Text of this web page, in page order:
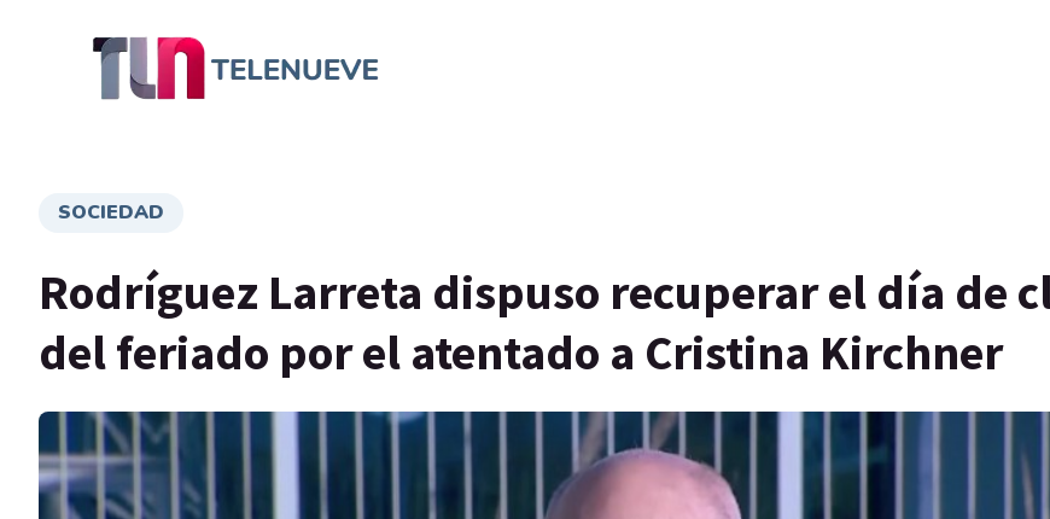
SOCIEDAD
Rodríguez Larreta dispuso recuperar el día de
del feriado por el atentado a Cristina Kirchner